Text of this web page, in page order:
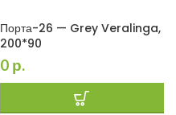
Порта-26 — Grey Veralinga,
200*90
0 р.